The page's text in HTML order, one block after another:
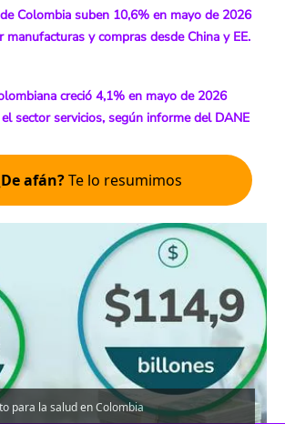
Colombia suben 10,6% en mayo de 2026
manufacturas y compras desde China y EE.
creció 4,1% en mayo de 2026
sector servicios, según informe del DANE
afán?Te lo resumimos
para la salud en Colombia